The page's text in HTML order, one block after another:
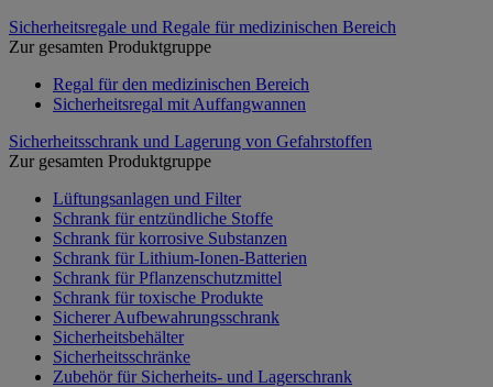
Sicherheitsregale und Regale für medizinischen Bereich
Zur gesamten Produktgruppe
Regal für den medizinischen Bereich
Sicherheitsregal mit Auffangwannen
Sicherheitsschrank und Lagerung von Gefahrstoffen
Zur gesamten Produktgruppe
Lüftungsanlagen und Filter
Schrank für entzündliche Stoffe
Schrank für korrosive Substanzen
Schrank für Lithium-Ionen-Batterien
Schrank für Pflanzenschutzmittel
Schrank für toxische Produkte
Sicherer Aufbewahrungsschrank
Sicherheitsbehälter
Sicherheitsschränke
Zubehör für Sicherheits- und Lagerschrank